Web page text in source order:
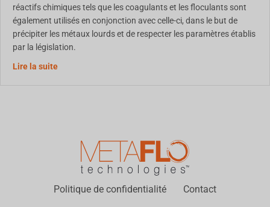
réactifs chimiques tels que les coagulants et les floculants sont
également utilisés en conjonction avec celle-ci, dans le but de
précipiter les métaux lourds et de respecter les paramètres établis
par la législation.
Lire la suiteUtilisation d'un biopolymère pour le traitement des
Politique de confidentialité Contact